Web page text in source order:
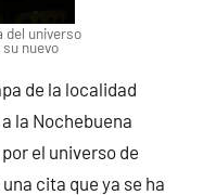
del universo
nuevo
de la localidad
la Nochebuena
el universo de
cita que ya se ha